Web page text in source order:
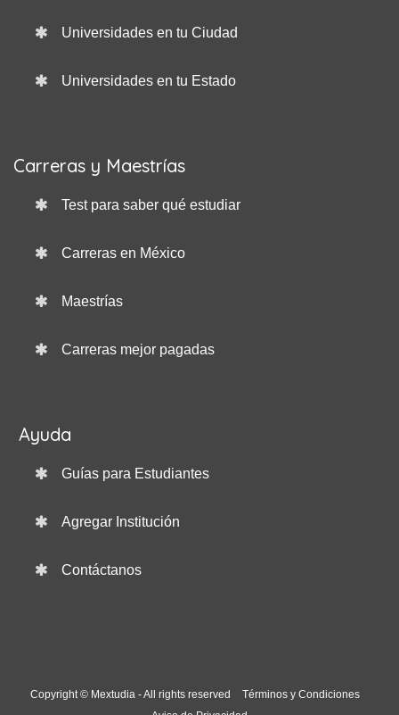
Universidades en tu Ciudad
Universidades en tu Estado
Carreras y Maestrías
Test para saber qué estudiar
Carreras en México
Maestrías
Carreras mejor pagadas
Ayuda
Guías para Estudiantes
Agregar Institución
Contáctanos
Copyright © Mextudia - All rights reserved
Términos y Condiciones